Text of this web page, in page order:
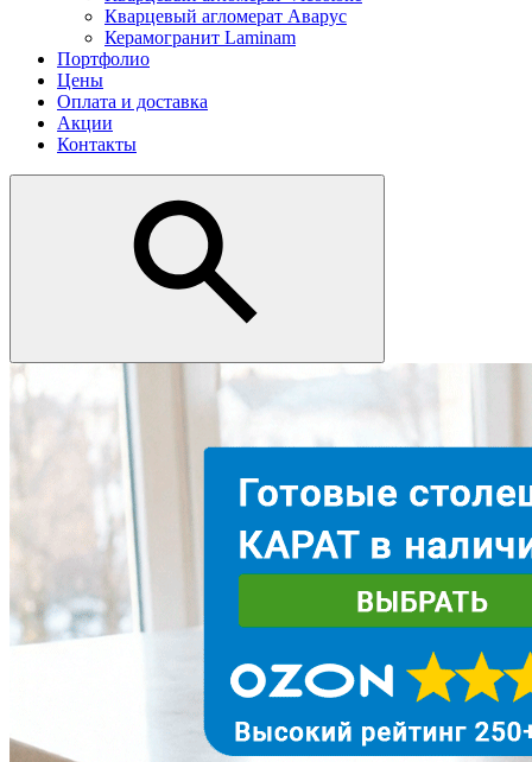
Кварцевый агломерат Аварус
Керамогранит Laminam
Портфолио
Цены
Оплата и доставка
Акции
Контакты